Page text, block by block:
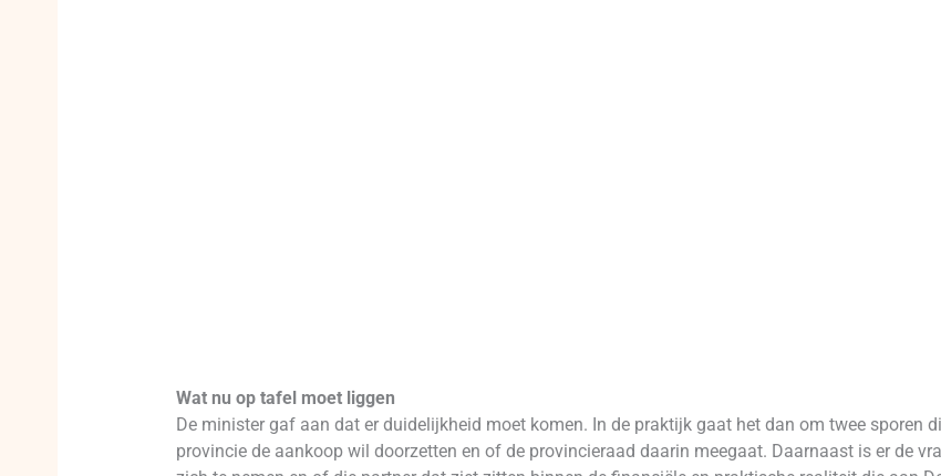
Wat nu op tafel moet liggen
De minister gaf aan dat er duidelijkheid moet komen. In de praktijk gaat het dan om twee sporen
provincie de aankoop wil doorzetten en of de provincieraad daarin meegaat. Daarnaast is er de